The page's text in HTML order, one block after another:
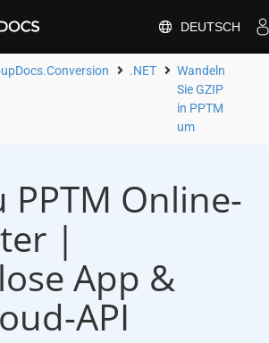
DEUTSCH
.NET
Wandeln
Sie GZIP
in PPTM
um
PPTM Online-
|
App &
API